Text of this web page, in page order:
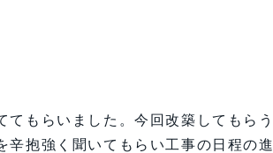
てもらいました。今回改築してもらう
抱強く聞いてもらい工事の日程の進